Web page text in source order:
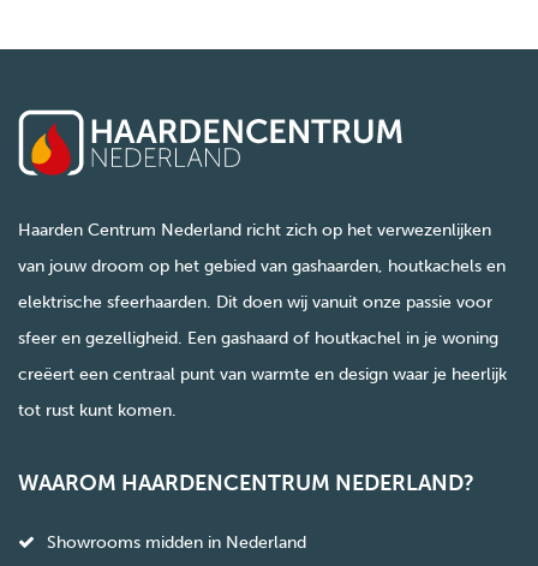
Haarden Centrum Nederland richt zich op het verwezenlijken
van jouw droom op het gebied van gashaarden, houtkachels en
elektrische sfeerhaarden. Dit doen wij vanuit onze passie voor
sfeer en gezelligheid. Een gashaard of houtkachel in je woning
creëert een centraal punt van warmte en design waar je heerlijk
tot rust kunt komen.
WAAROM HAARDENCENTRUM NEDERLAND?
Showrooms midden in Nederland